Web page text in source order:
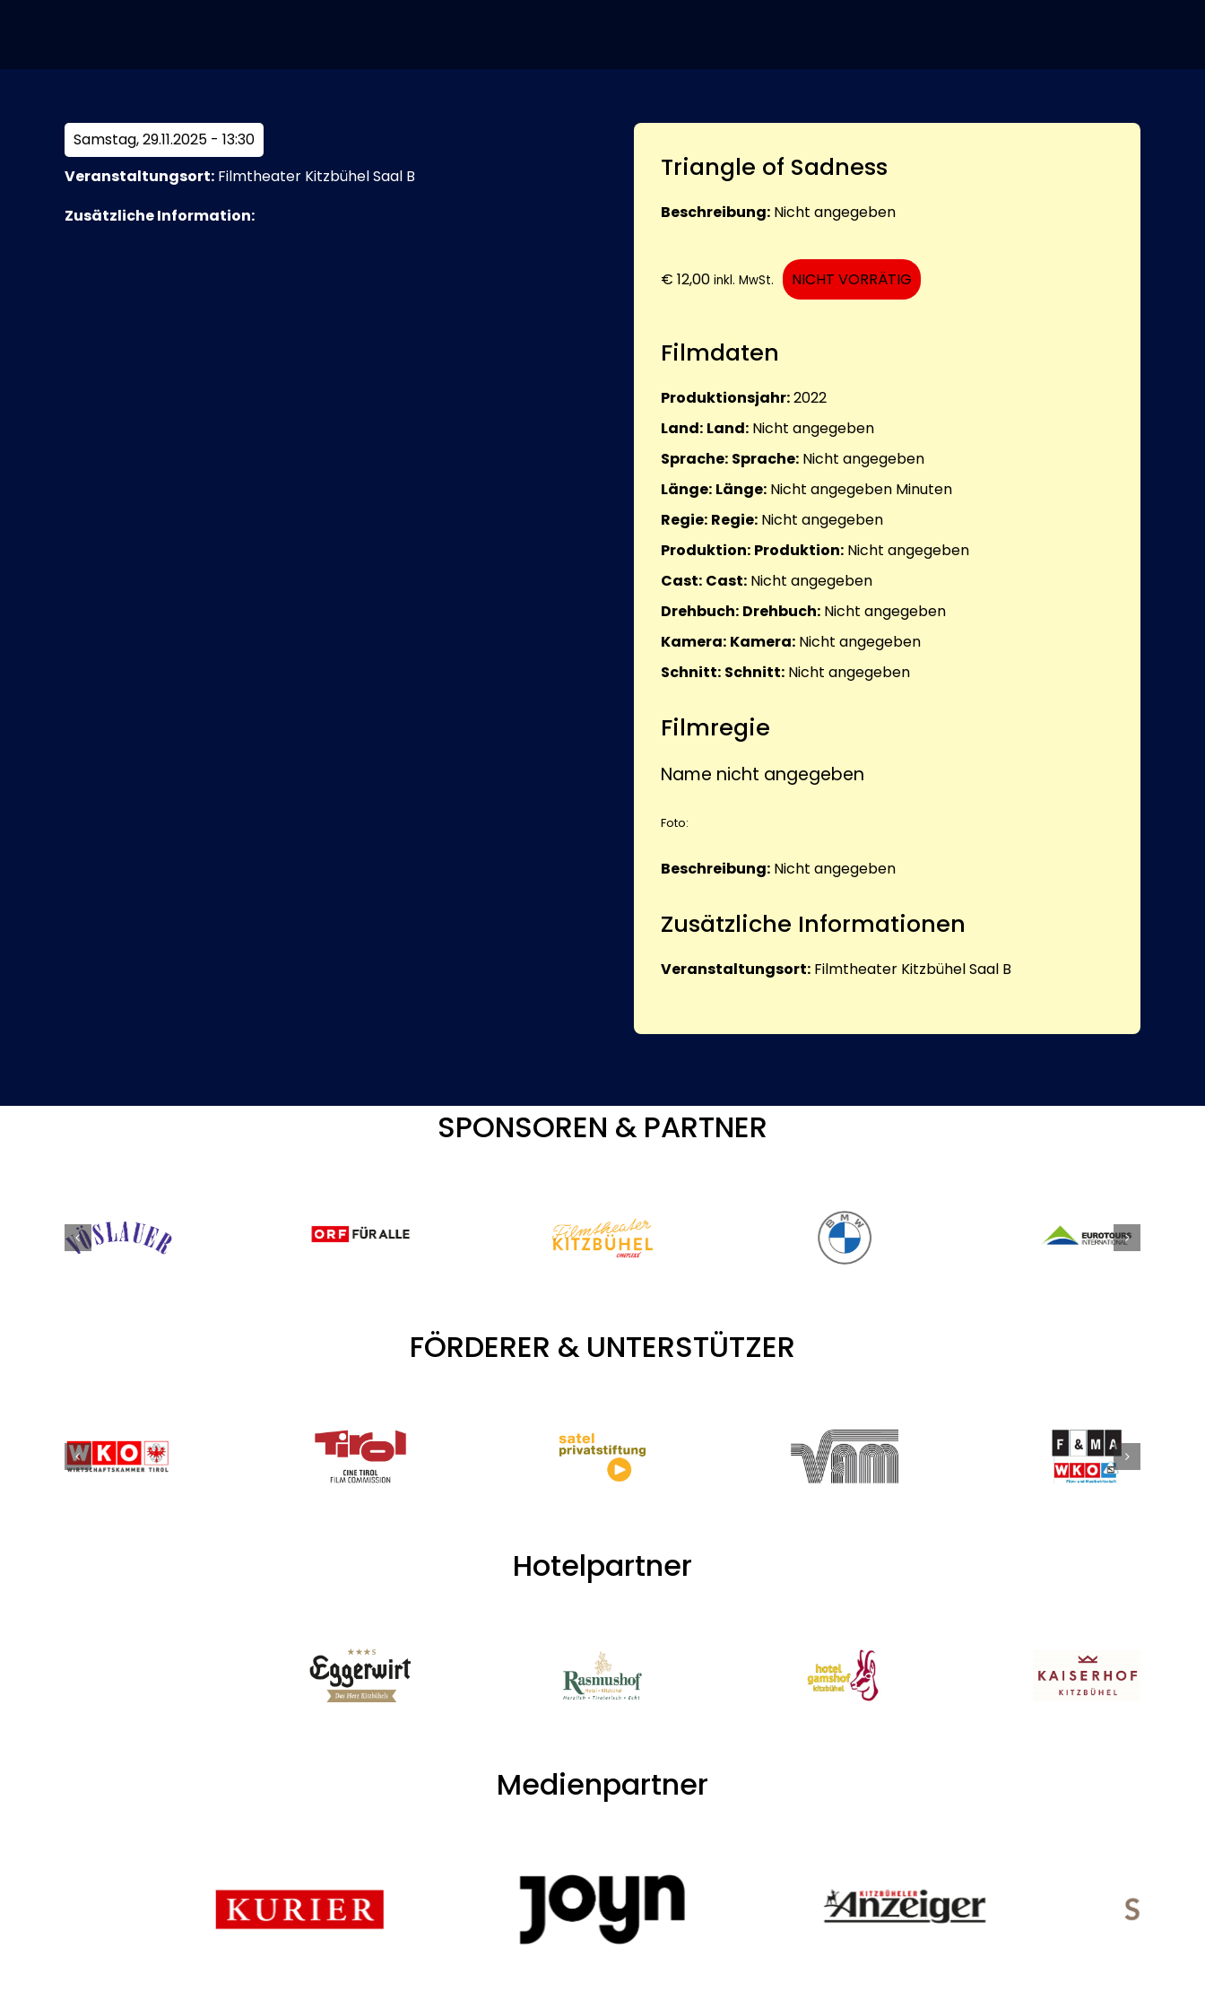
Samstag, 29.11.2025 - 13:30
Veranstaltungsort: Filmtheater Kitzbühel Saal B
Zusätzliche Information:
Triangle of Sadness
Beschreibung: Nicht angegeben
€ 12,00 inkl. MwSt. NICHT VORRÄTIG
Filmdaten
Produktionsjahr:2022
Land: Land: Nicht angegeben
Sprache: Sprache: Nicht angegeben
Länge: Länge: Nicht angegeben Minuten
Regie: Regie: Nicht angegeben
Produktion: Produktion: Nicht angegeben
Cast: Cast: Nicht angegeben
Drehbuch: Drehbuch: Nicht angegeben
Kamera: Kamera: Nicht angegeben
Schnitt: Schnitt: Nicht angegeben
Filmregie
Name nicht angegeben
Foto:
Beschreibung: Nicht angegeben
Zusätzliche Informationen
Veranstaltungsort: Filmtheater Kitzbühel Saal B
SPONSOREN & PARTNER
FÖRDERER & UNTERSTÜTZER
Hotelpartner
Medienpartner